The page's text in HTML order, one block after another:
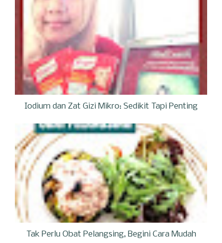
Iodium dan Zat Gizi Mikro: Sedikit Tapi Penting
Tak Perlu Obat Pelangsing, Begini Cara Mudah